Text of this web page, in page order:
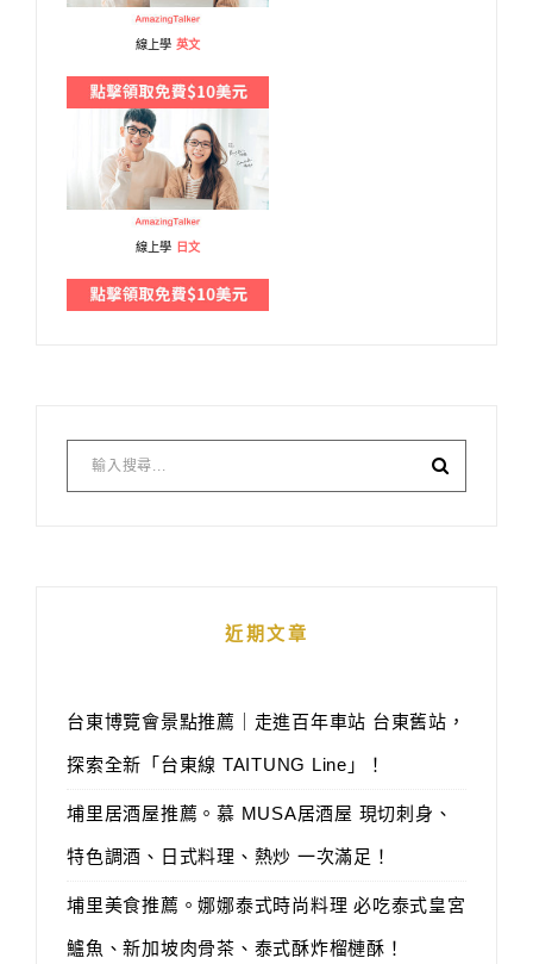
線上學 英文
線上學 日文
近期文章
台東博覽會景點推薦｜走進百年車站 台東舊站，
探索全新「台東線 TAITUNG Line」！
埔里居酒屋推薦。慕 MUSA居酒屋 現切刺身、
特色調酒、日式料理、熱炒 一次滿足！
埔里美食推薦。娜娜泰式時尚料理 必吃泰式皇宮
鱸魚、新加坡肉骨茶、泰式酥炸榴槤酥！